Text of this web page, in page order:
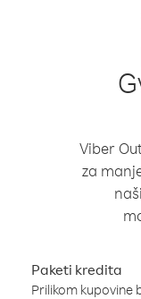
Viber
za
Paketi kredita
Prilikom kupovine